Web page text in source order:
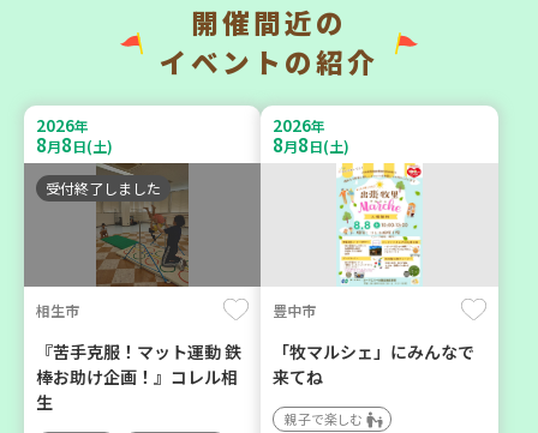
神戸市長田区
で遊ぼう♪ 親子で楽しい
夏祭り
親子で楽しむ
神戸市東灘区
ティールームすみれ会」
（毎月第2金曜日）
カフェ・つどい場
9月23日(水) 9月10日(木)
開催間近の
イベントの紹介
2026年
8月8日(土)
受付終了しました
相生市
『苦手克服！マット運動 鉄
棒お助け企画！』コレル相
生
2026年
8月8日(土)
豊中市
「牧マルシェ」にみんなで
来てね
親子で楽しむ